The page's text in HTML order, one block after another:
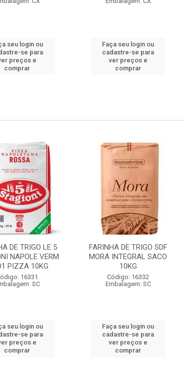
seu login ou
se para
preços e
comprar
Faça seu login ou
cadastre-se para
ver preços e
comprar
DE TRIGO LE 5
NAPOLE VERM
PIZZA 10KG
16331
SC
seu login ou
se para
preços e
comprar
FARINHA DE TRIGO SDF
MORA INTEGRAL SACO
10KG
Código: 16332
Embalagem: SC
Faça seu login ou
cadastre-se para
ver preços e
comprar